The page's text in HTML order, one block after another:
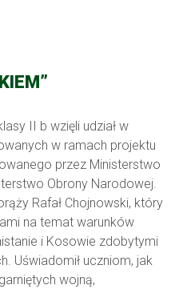
II b wzięli udział w
w ramach projektu
przez Ministerstwo
Obrony Narodowej.
Rafał Chojnowski, który
na temat warunków
i Kosowie zdobytymi
Uświadomił uczniom, jak
wojną,